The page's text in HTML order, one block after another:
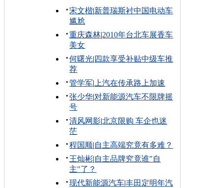
宋文楷|新普瑞斯衬中国电动车
尴尬
重庆森林|2010年台北车展香车
美女
何曙光| 四款享受补贴中级车推
荐
管学军| 上汽在传承路上加速
张少华|对新能源汽车不限牌摇
号
清风网影|北京限购 车企也迷
茫
程国顺|自主高端究竟有多难？
王灿彬|自主品牌究竟谁"自
主"了？
现代新能源汽车|丰田定明年汽